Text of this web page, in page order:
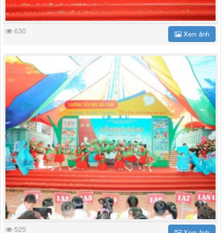
630 Xem ảnh
525